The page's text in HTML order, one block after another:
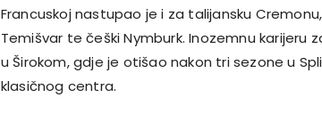
Francuskoj nastupao je i za talijansku
Temišvar te češki Nymburk. Inozemnu karijeru
u Širokom, gdje je otišao nakon tri sezone u
klasičnog centra.